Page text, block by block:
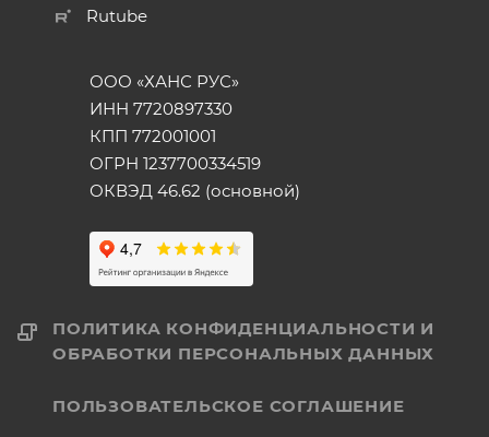
Rutube
ООО «ХАНС РУС»
ИНН 7720897330
КПП 772001001
ОГРН 1237700334519
ОКВЭД 46.62 (основной)
ПОЛИТИКА КОНФИДЕНЦИАЛЬНОСТИ И
ОБРАБОТКИ ПЕРСОНАЛЬНЫХ ДАННЫХ
ПОЛЬЗОВАТЕЛЬСКОЕ СОГЛАШЕНИЕ